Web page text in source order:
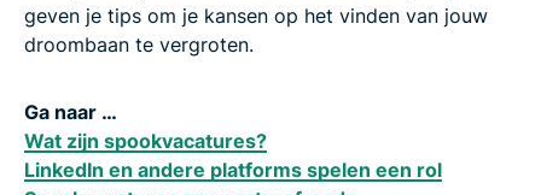
geven je tips om je kansen op het vinden van jouw
droombaan te vergroten.
Ga naar …
Wat zijn spookvacatures?
LinkedIn en andere platforms spelen een rol